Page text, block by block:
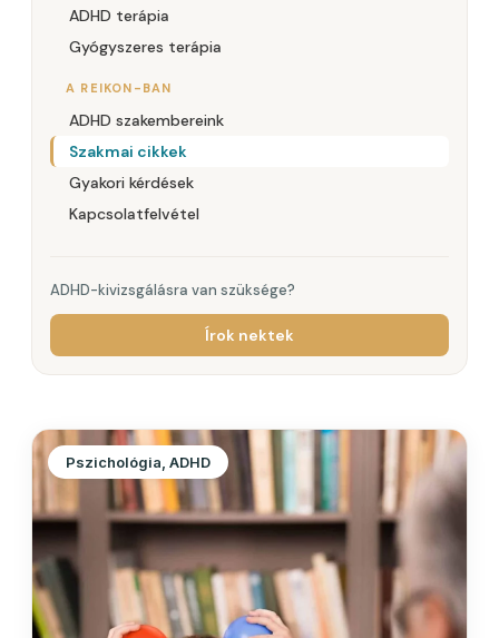
ADHD terápia
Gyógyszeres terápia
A REIKON-BAN
ADHD szakembereink
Szakmai cikkek
Gyakori kérdések
Kapcsolatfelvétel
ADHD-kivizsgálásra van szüksége?
Írok nektek
Pszichológia, ADHD